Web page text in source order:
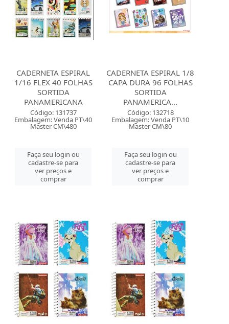
CADERNETA ESPIRAL
1/16 FLEX 40 FOLHAS
SORTIDA
PANAMERICANA
Código: 131737
Embalagem: Venda PT\40
Master CM\480
Faça seu login ou
cadastre-se para
ver preços e
comprar
CADERNETA ESPIRAL 1/8
CAPA DURA 96 FOLHAS
SORTIDA
PANAMERICA...
Código: 132718
Embalagem: Venda PT\10
Master CM\80
Faça seu login ou
cadastre-se para
ver preços e
comprar